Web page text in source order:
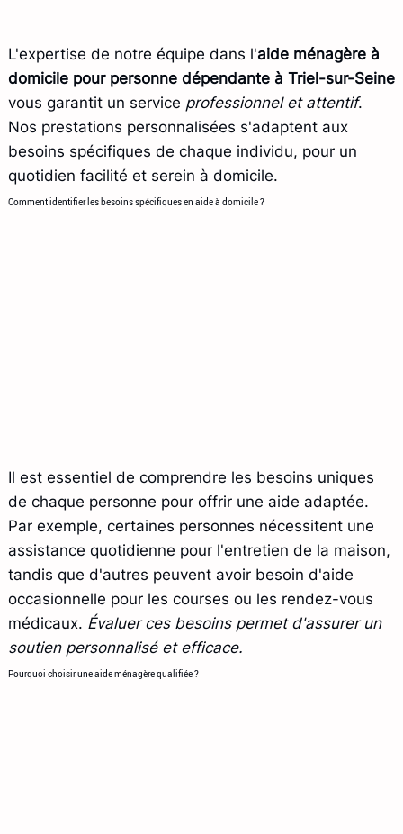
L'expertise de notre équipe dans l'aide ménagère à
domicile pour personne dépendante à Triel-sur-Seine
vous garantit un service professionnel et attentif.
Nos prestations personnalisées s'adaptent aux
besoins spécifiques de chaque individu, pour un
quotidien facilité et serein à domicile.
Comment identifier les besoins spécifiques en aide à domicile ?
Il est essentiel de comprendre les besoins uniques
de chaque personne pour offrir une aide adaptée.
Par exemple, certaines personnes nécessitent une
assistance quotidienne pour l'entretien de la maison,
tandis que d'autres peuvent avoir besoin d'aide
occasionnelle pour les courses ou les rendez-vous
médicaux. Évaluer ces besoins permet d'assurer un
soutien personnalisé et efficace.
Pourquoi choisir une aide ménagère qualifiée ?